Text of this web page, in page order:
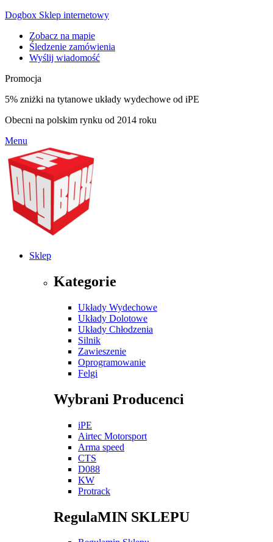
Dogbox Sklep internetowy
Zobacz na mapie
Śledzenie zamówienia
Wyślij wiadomość
Promocja
5% zniżki na tytanowe układy wydechowe od iPE
Obecni na polskim rynku od 2014 roku
Menu
Sklep
Kategorie
Układy Wydechowe
Układy Dolotowe
Układy Chłodzenia
Silnik
Zawieszenie
Oprogramowanie
Felgi
Wybrani Producenci
iPE
Airtec Motorsport
Arma speed
CTS
D088
KW
Protrack
RegulaMIN SKLEPU